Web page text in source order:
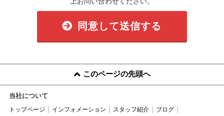
同意して送信する
このページの先頭へ
当社について
トップページ インフォメーション スタッフ紹介
ブログ